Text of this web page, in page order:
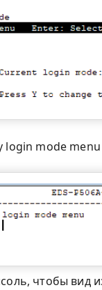
login mode
чтобы вид